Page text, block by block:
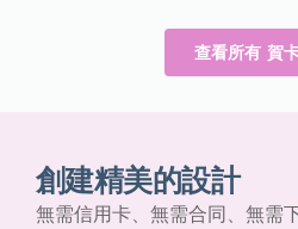
查看所有 賀
創建精美的設計
無需信用卡、無需合同、無需